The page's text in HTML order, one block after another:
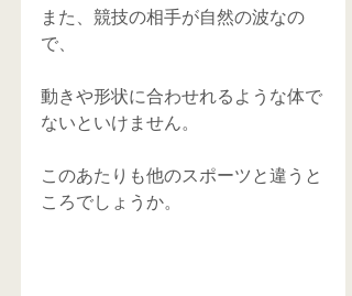
また、競技の相手が自然の波なの
で、
動きや形状に合わせれるような体で
ないといけません。
このあたりも他のスポーツと違うと
ころでしょうか。